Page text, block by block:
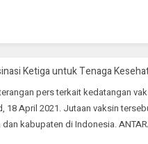
pers terkait kedatangan
18 April 2021. Jutaan vaksin
kabupaten di Indonesia.